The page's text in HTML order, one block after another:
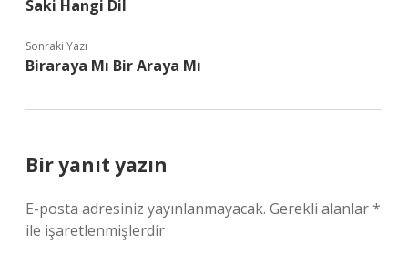
Saki Hangi Dil
Sonraki Yazı
Biraraya Mı Bir Araya Mı
Bir yanıt yazın
E-posta adresiniz yayınlanmayacak. Gerekli alanlar*
ile işaretlenmişlerdir